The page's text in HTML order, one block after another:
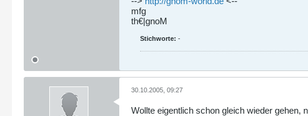
mfg
th€|gnoM
Stichworte: -
30.10.2005, 09:27
Wollte eigentlich schon gleich wieder gehen,